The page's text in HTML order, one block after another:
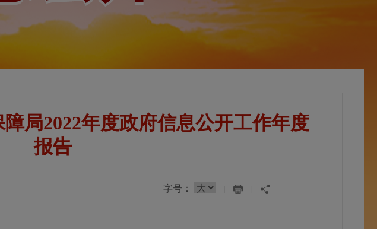
局2022年度政府信息公开工作年度
报告
字号：